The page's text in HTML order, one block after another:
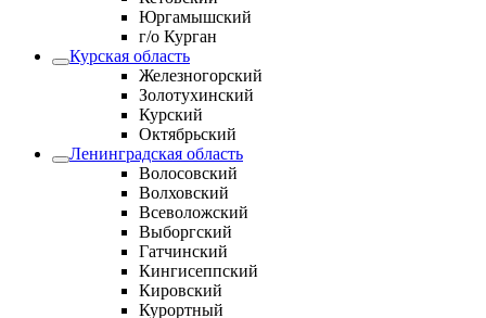
Юргамышский
г/о Курган
Курская область
Железногорский
Золотухинский
Курский
Октябрьский
Ленинградская область
Волосовский
Волховский
Всеволожский
Выборгский
Гатчинский
Кингисеппский
Кировский
Курортный